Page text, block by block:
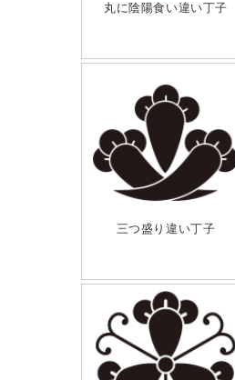
丸に陰陽食い違い丁子
三つ盛り違い丁子